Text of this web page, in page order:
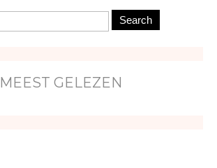
Search
MEEST GELEZEN